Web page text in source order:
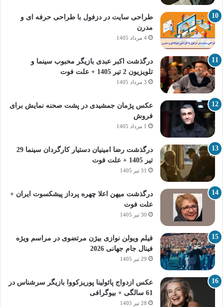
طراحی سایت در دزفول با طراحی حرفه‌ ای و
مدرن
4 مرداد 1405
درگذشت اکبر عبدی بازیگر محبوب سینما و
تلویزیون 2 تیر 1405 + علت فوت
3 مرداد 1405
عکس پژمان جمشیدی در پشت صحنه نمایش برای
فروش
1 مرداد 1405
درگذشت رضا امینیان دستیار کارگردان سینما 29
تیر 1405 + علت فوت
31 تیر 1405
درگذشت میهن اعلا چهره پرداز پیشکسوت ایران +
علت فوت
30 تیر 1405
فیلم ویولن نوازی بیژن مرتضوی در مراسم ویژه
فینال جام جهانی 2026
29 تیر 1405
عکس ازدواج پائولینا پوریزکووا بازیگر سرشناس در
61 سالگی + بیوگرافی
28 تیر 1405